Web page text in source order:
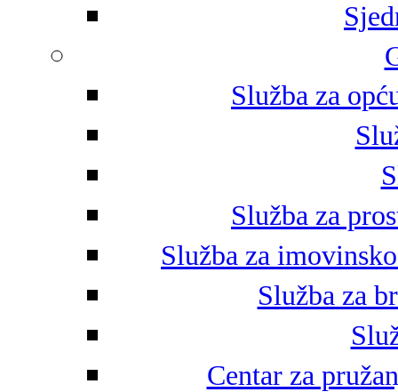
Služba za
Služba za
Služba za
Služba za
Centar za